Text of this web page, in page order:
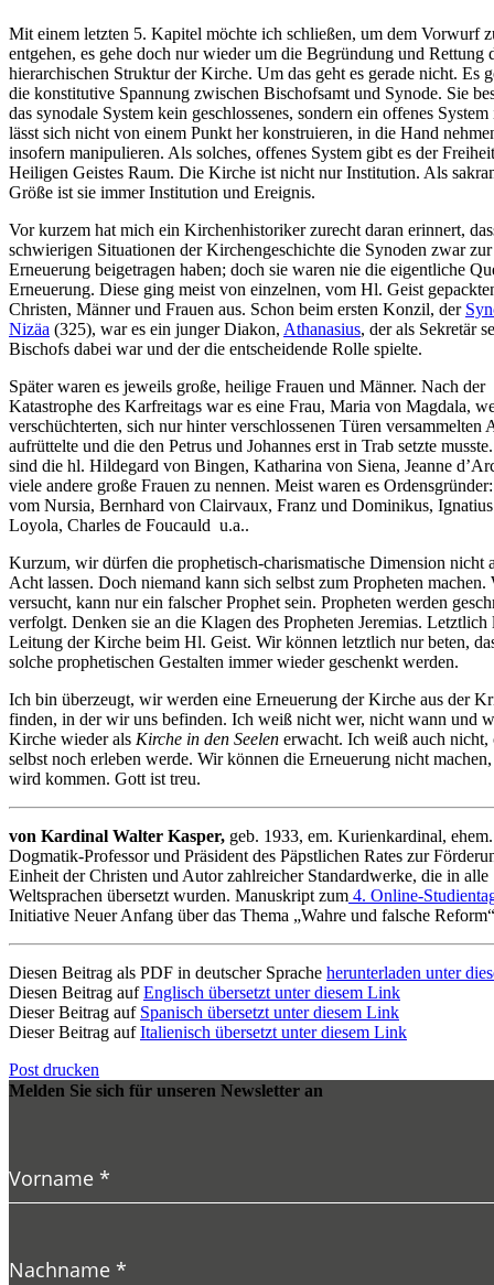
Mit einem letzten 5. Kapitel möchte ich schließen, um dem Vorwurf
entgehen, es gehe doch nur wieder um die Begründung und Rettung
hierarchischen Struktur der Kirche. Um das geht es gerade nicht. Es
die konstitutive Spannung zwischen Bischofsamt und Synode. Sie
das synodale System kein geschlossenes, sondern ein offenes System
lässt sich nicht von einem Punkt her konstruieren, in die Hand
insofern manipulieren. Als solches, offenes System gibt es der
Heiligen Geistes Raum. Die Kirche ist nicht nur Institution. Als
Größe ist sie immer Institution und Ereignis.
Vor kurzem hat mich ein Kirchenhistoriker zurecht daran erinnert,
schwierigen Situationen der Kirchengeschichte die Synoden zwar zur
Erneuerung beigetragen haben; doch sie waren nie die eigentliche
Erneuerung. Diese ging meist von einzelnen, vom Hl. Geist
Christen, Männer und Frauen aus. Schon beim ersten Konzil, der
Nizäa (325), war es ein junger Diakon, Athanasius, der als Sekretär
Bischofs dabei war und der die entscheidende Rolle spielte.
Später waren es jeweils große, heilige Frauen und Männer. Nach der
Katastrophe des Karfreitags war es eine Frau, Maria von Magdala,
verschüchterten, sich nur hinter verschlossenen Türen versammelten
aufrüttelte und die den Petrus und Johannes erst in Trab setzte
sind die hl. Hildegard von Bingen, Katharina von Siena, Jeanne
viele andere große Frauen zu nennen. Meist waren es
vom Nursia, Bernhard von Clairvaux, Franz und Dominikus,
Loyola, Charles de Foucauld u.a..
Kurzum, wir dürfen die prophetisch-charismatische Dimension nicht
Acht lassen. Doch niemand kann sich selbst zum Propheten machen.
versucht, kann nur ein falscher Prophet sein. Propheten werden
verfolgt. Denken sie an die Klagen des Propheten Jeremias. Letztlich
Leitung der Kirche beim Hl. Geist. Wir können letztlich nur beten,
solche prophetischen Gestalten immer wieder geschenkt werden.
Ich bin überzeugt, wir werden eine Erneuerung der Kirche aus der
finden, in der wir uns befinden. Ich weiß nicht wer, nicht wann und
Kirche wieder als Kirche in den Seelen erwacht. Ich weiß auch nicht,
selbst noch erleben werde. Wir können die Erneuerung nicht machen,
wird kommen. Gott ist treu.
von Kardinal Walter Kasper, geb. 1933, em. Kurienkardinal, ehem.
Dogmatik-Professor und Präsident des Päpstlichen Rates zur
Einheit der Christen und Autor zahlreicher Standardwerke, die in alle
Weltsprachen übersetzt wurden. Manuskript zum 4. Online-
Initiative Neuer Anfang über das Thema „Wahre und falsche
Diesen Beitrag als PDF in deutscher Sprache herunterladen unter
Diesen Beitrag aufEnglisch übersetzt unter diesem Link
Dieser Beitrag auf Spanisch übersetzt unter diesem Link
Dieser Beitrag aufItalienisch übersetzt unter diesem Link
Post drucken
Melden Sie sich für unseren Newsletter an
Vorname *
Nachname *